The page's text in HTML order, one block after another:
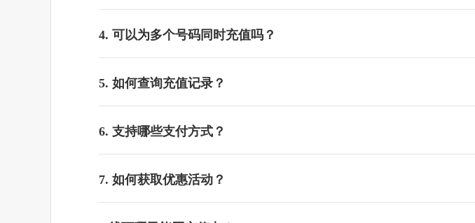
4. 可以为多个号码同时充值吗？
5. 如何查询充值记录？
6. 支持哪些支付方式？
7. 如何获取优惠活动？